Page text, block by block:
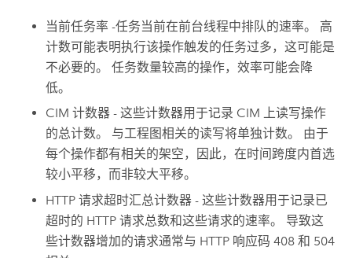
当前任务率 -任务当前在前台线程中排队的速率。 高
计数可能表明执行该操作触发的任务过多，这可能是
不必要的。 任务数量较高的操作，效率可能会降
低。
CIM 计数器 - 这些计数器用于记录 CIM 上读写操作
的总计数。 与工程图相关的读写将单独计数。 由于
每个操作都有相关的架空，因此，在时间跨度内首选
较小平移，而非较大平移。
HTTP 请求超时汇总计数器 - 这些计数器用于记录已
超时的 HTTP 请求总数和这些请求的速率。 导致这
些计数器增加的请求通常与 HTTP 响应码 408 和 504